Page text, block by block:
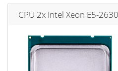
CPU 2x Intel Xeon E5-